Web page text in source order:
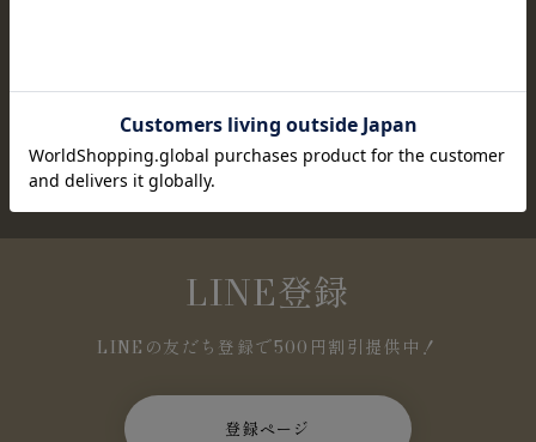
登録ページ
LINE登録
LINEの友だち登録で500円割引提供中！
登録ページ